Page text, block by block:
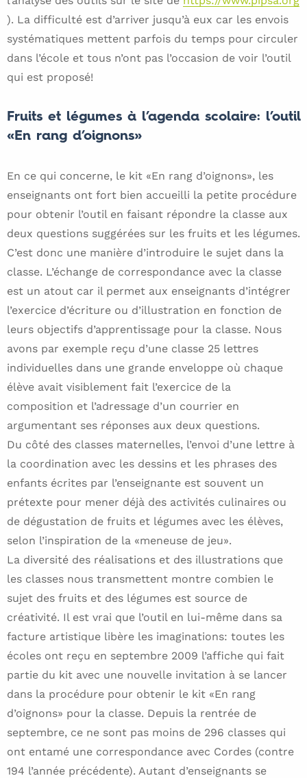
). La difficulté est d’arriver jusqu’à eux car les envois
systématiques mettent parfois du temps pour circuler
dans l’école et tous n’ont pas l’occasion de voir l’outil
qui est proposé!
Fruits et légumes à l’agenda scolaire: l’outil
«En rang d’oignons»
En ce qui concerne, le kit «En rang d’oignons», les
enseignants ont fort bien accueilli la petite procédure
pour obtenir l’outil en faisant répondre la classe aux
deux questions suggérées sur les fruits et les légumes.
C’est donc une manière d’introduire le sujet dans la
classe. L’échange de correspondance avec la classe
est un atout car il permet aux enseignants d’intégrer
l’exercice d’écriture ou d’illustration en fonction de
leurs objectifs d’apprentissage pour la classe. Nous
avons par exemple reçu d’une classe 25 lettres
individuelles dans une grande enveloppe où chaque
élève avait visiblement fait l’exercice de la
composition et l’adressage d’un courrier en
argumentant ses réponses aux deux questions.
Du côté des classes maternelles, l’envoi d’une lettre à
la coordination avec les dessins et les phrases des
enfants écrites par l’enseignante est souvent un
prétexte pour mener déjà des activités culinaires ou
de dégustation de fruits et légumes avec les élèves,
selon l’inspiration de la «meneuse de jeu».
La diversité des réalisations et des illustrations que
les classes nous transmettent montre combien le
sujet des fruits et des légumes est source de
créativité. Il est vrai que l’outil en lui-même dans sa
facture artistique libère les imaginations: toutes les
écoles ont reçu en septembre 2009 l’affiche qui fait
partie du kit avec une nouvelle invitation à se lancer
dans la procédure pour obtenir le kit «En rang
d’oignons» pour la classe. Depuis la rentrée de
septembre, ce ne sont pas moins de 296 classes qui
ont entamé une correspondance avec Cordes (contre
194 l’année précédente). Autant d’enseignants se